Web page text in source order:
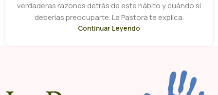
verdaderas razones detrás de este hábito y cuándo sí
deberías preocuparte. La Pastora te explica.
Continuar Leyendo